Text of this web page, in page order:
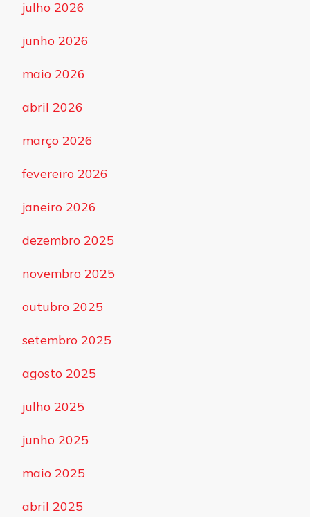
julho 2026
junho 2026
maio 2026
abril 2026
março 2026
fevereiro 2026
janeiro 2026
dezembro 2025
novembro 2025
outubro 2025
setembro 2025
agosto 2025
julho 2025
junho 2025
maio 2025
abril 2025